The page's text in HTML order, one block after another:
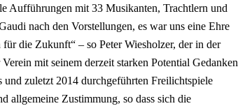
Aufführungen mit 33 Musikanten, Trachtlern und
nach den Vorstellungen, es war uns eine Ehre
die Zukunft“ – so Peter Wiesholzer, der in der
mit seinem derzeit starken Potential Gedanken
und zuletzt 2014 durchgeführten Freilichtspiele
allgemeine Zustimmung, so dass sich die